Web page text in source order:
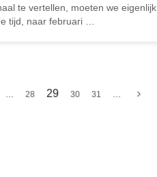
te vertellen, moeten we eigenlijk
tijd, naar februari …
28 29 30 31